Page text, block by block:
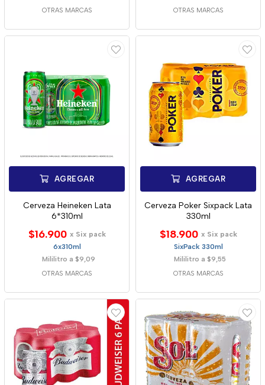
OTRAS MARCAS OTRAS MARCAS
AGREGAR
Cerveza Heineken Lata
6*310ml
$16.900 x Six pack
6x310ml
Mililitro a $9,09
OTRAS MARCAS
AGREGAR
Cerveza Poker Sixpack Lata
330ml
$18.900 x Six pack
SixPack 330ml
Mililitro a $9,55
OTRAS MARCAS